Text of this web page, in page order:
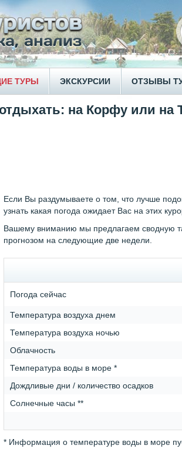
ТУРЫ ЭКСКУРСИИ ОТЗЫВЫ
на Корфу или на
Если Вы раздумываете о том, что лучше
узнать какая погода ожидает Вас на этих
Вашему вниманию мы предлагаем сводную
прогнозом на следующие две недели.
Погода сейчас
Температура воздуха днем
Температура воздуха ночью
Облачность
Температура воды в море *
Дождливые дни / количество осадков
Солнечные часы **
* Информация о температуре воды в море